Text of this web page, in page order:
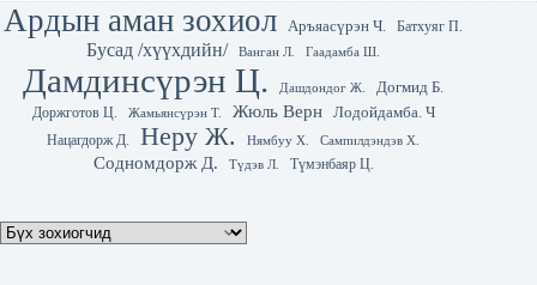
Ардын аман зохиол Аръяасүрэн Ч. Батхуяг П.
Бусад /хүүхдийн/ Ванган Л. Гаадамба Ш.
Дамдинсүрэн Ц. Дашдондог Ж.
Догмид Б.
Доржготов Ц.
Жамьянсүрэн Т. Жюль Верн Лодойдамба. Ч
Нацагдорж Д. Неру Ж. Нямбуу Х. Сампилдэндэв Х.
Содномдорж Д. Түдэв Л. Түмэнбаяр Ц.